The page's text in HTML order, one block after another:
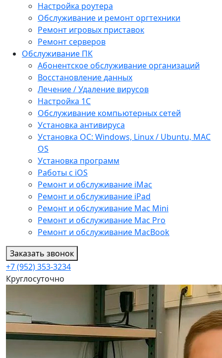
Настройка роутера
Обслуживание и ремонт оргтехники
Ремонт игровых приставок
Ремонт серверов
Обслуживание ПК
Абонентское обслуживание организаций
Восстановление данных
Лечение / Удаление вирусов
Настройка 1С
Обслуживание компьютерных сетей
Установка антивируса
Установка ОС: Windows, Linux / Ubuntu, МАС
OS
Установка программ
Работы с iOS
Ремонт и обслуживание iMac
Ремонт и обслуживание iPad
Ремонт и обслуживание Mac Mini
Ремонт и обслуживание Mac Pro
Ремонт и обслуживание MacBook
Заказать звонок
+7 (952) 353-3234
Круглосуточно